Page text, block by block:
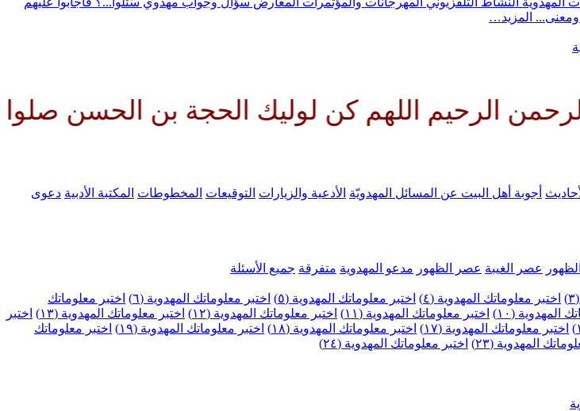
المزيد…
اللهم كن لوليك الحجة بن الحسن صلواتك عليه
أجوبة أهل البيت عن المسائل المهدويّة الأدعية والزيارات التوقيعات المخطوطات المكتبة الأدبية دعوى
عصر الغيبة عصر الظهور مدعو المهدوية متفرقة جميع الأسئلة
اختبر معلوماتك المهدوية (٤) اختبر معلوماتك المهدوية (٥) اختبر معلوماتك المهدوية (٦)
اختبر معلوماتك
المهدوية (١٠) اختبر معلوماتك المهدوية (١١) اختبر معلوماتك المهدوية (١٢) اختبر معلوماتك المهدوية (١٣)
اختبر
اختبر معلوماتك المهدوية (١٧) اختبر معلوماتك المهدوية (١٨) اختبر معلوماتك المهدوية (١٩)
اختبر معلوماتك
المهدوية (٢٣)
اختبر معلوماتك المهدوية (٢٤)